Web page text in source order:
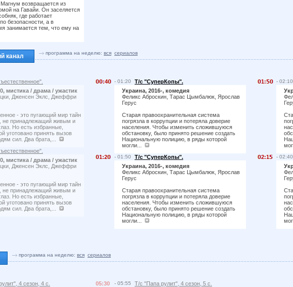
возвращается из
на Гавайи. Он заселяется
где работает
безопасности, а в
занимается тем, что ему на
канал программа на неделю: вся сериалов
мистика / драма / ужастик
Дженсен Эклс, Джеффри
- это пугающий мир тайн
не принадлежащий живым и
Но есть избранные,
уготовано принять вызов
сил. Два брата,...
мистика / драма / ужастик
Дженсен Эклс, Джеффри
- это пугающий мир тайн
не принадлежащий живым и
Но есть избранные,
уготовано принять вызов
сил. Два брата,...
:4 - 01:20
Т/с "СуперКопы".
Украина, 2016-, комедия
Феликс Аброскин, Тарас Цымбалюк, Ярослав
Герус
Старая правоохранительная система
погрязла в коррупции и потеряла доверие
населения. Чтобы изменить сложившуюся
обстановку, было принято решение создать
Национальную полицию, в ряды которой
могли...
1:2
- 01:50
Т/с "СуперКопы".
Украина, 2016-, комедия
Феликс Аброскин, Тарас Цымбалюк, Ярослав
Герус
Старая правоохранительная система
погрязла в коррупции и потеряла доверие
населения. Чтобы изменить сложившуюся
обстановку, было принято решение создать
Национальную полицию, в ряды которой
могли...
1: - 02:10
2:1
- 02:40
программа на неделю: вся сериалов
4 сезон, 4 с.
05:30 - 05:55
Т/с "Папа рулит", 4 сезон, 5 с.